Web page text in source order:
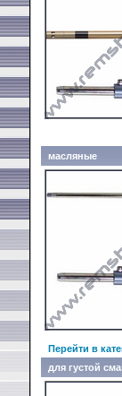
масляные
Перейти в
для густой